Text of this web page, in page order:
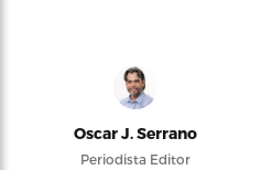
Oscar J. Serrano
Periodista Editor